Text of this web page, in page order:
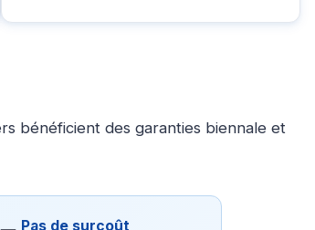
bénéficient des garanties biennale et
Pas de surcoût